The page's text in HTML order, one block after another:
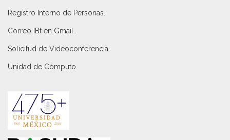
Registro Interno de Personas
Correo IBt en Gmail
Solicitud de Videoconferencia.
Unidad de Cómputo